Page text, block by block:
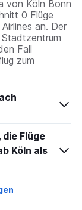
von Köln Bonn
0 Flüge
an. Der
Fall
zum
Flüge
Köln als